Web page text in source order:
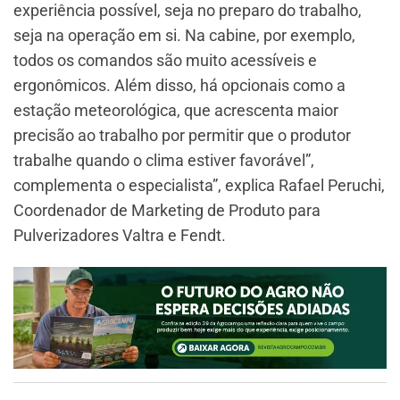
experiência possível, seja no preparo do trabalho,
seja na operação em si. Na cabine, por exemplo,
todos os comandos são muito acessíveis e
ergonômicos. Além disso, há opcionais como a
estação meteorológica, que acrescenta maior
precisão ao trabalho por permitir que o produtor
trabalhe quando o clima estiver favorável”,
complementa o especialista”, explica Rafael Peruchi,
Coordenador de Marketing de Produto para
Pulverizadores Valtra e Fendt.